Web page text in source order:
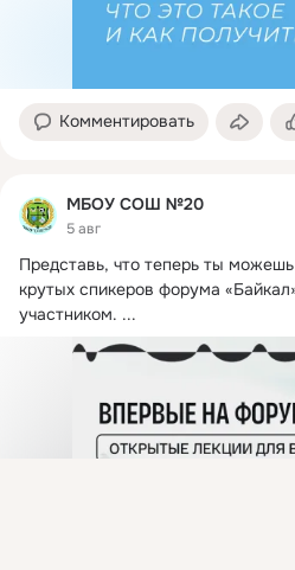
Комментировать
МБОУ СОШ №20
5 авг
Представь, что теперь ты
крутых спикеров форума
участником. ...